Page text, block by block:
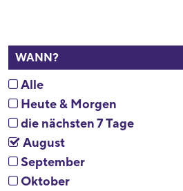
WANN?
Alle
Heute & Morgen
die nächsten 7 Tage
August
September
Oktober